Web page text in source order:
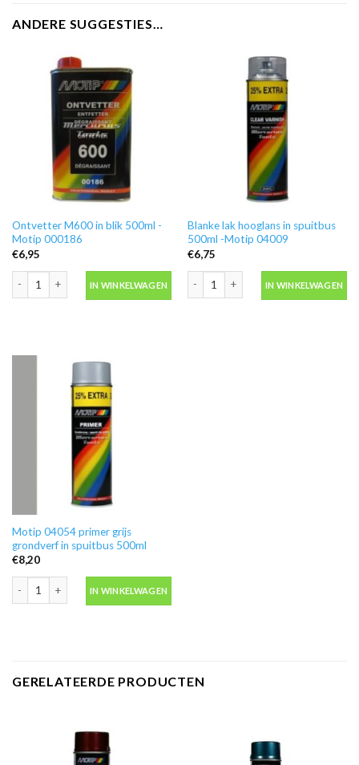
ANDERE SUGGESTIES…
Ontvetter M600 in blik 500ml -
Motip 000186
€6,95
IN WINKELWAGEN
Blanke lak hooglans in spuitbus
500ml -Motip 04009
€6,75
IN WINKELWAGEN
Motip 04054 primer grijs
grondverf in spuitbus 500ml
€8,20
Motip 04054 primer grijs grondverf in spuitbus 500ml aantal
IN WINKELWAGEN
GERELATEERDE PRODUCTEN